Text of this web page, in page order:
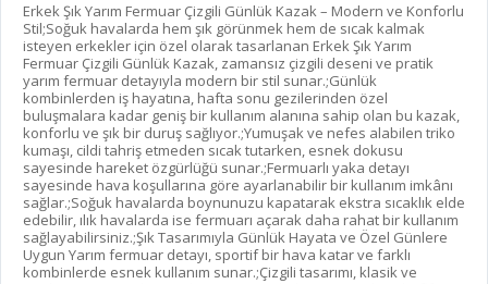
Erkek Şık Yarım Fermuar Çizgili Günlük Kazak – Modern ve Konforlu
Stil;Soğuk havalarda hem şık görünmek hem de sıcak kalmak
isteyen erkekler için özel olarak tasarlanan Erkek Şık Yarım
Fermuar Çizgili Günlük Kazak, zamansız çizgili deseni ve pratik
yarım fermuar detayıyla modern bir stil sunar.;Günlük
kombinlerden iş hayatına, hafta sonu gezilerinden özel
buluşmalara kadar geniş bir kullanım alanına sahip olan bu kazak,
konforlu ve şık bir duruş sağlıyor.;Yumuşak ve nefes alabilen triko
kumaşı, cildi tahriş etmeden sıcak tutarken, esnek dokusu
sayesinde hareket özgürlüğü sunar.;Fermuarlı yaka detayı
sayesinde hava koşullarına göre ayarlanabilir bir kullanım imkânı
sağlar.;Soğuk havalarda boynunuzu kapatarak ekstra sıcaklık elde
edebilir, ılık havalarda ise fermuarı açarak daha rahat bir kullanım
sağlayabilirsiniz.;Şık Tasarımıyla Günlük Hayata ve Özel Günlere
Uygun Yarım fermuar detayı, sportif bir hava katar ve farklı
kombinlerde esnek kullanım sunar.;Çizgili tasarımı, klasik ve